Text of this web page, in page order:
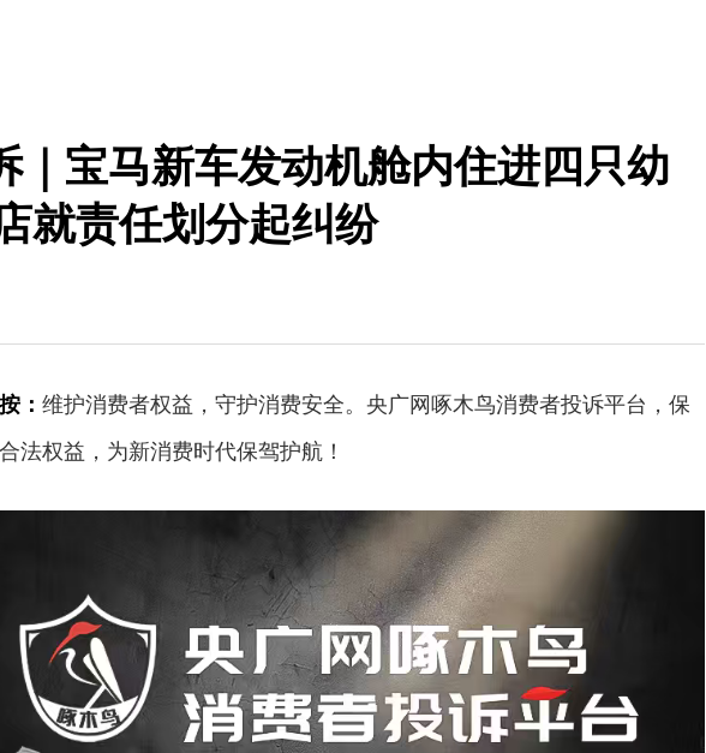
｜宝马新车发动机舱内住进四只幼
就责任划分起纠纷
： 维护消费者权益，守护消费安全。央广网啄木鸟消费者投诉平台，保
法权益，为新消费时代保驾护航！